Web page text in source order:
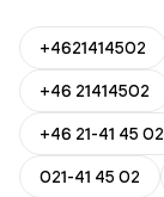
+4621414502
+46 21414502
+46 21-41 45 02
021-41 45 02